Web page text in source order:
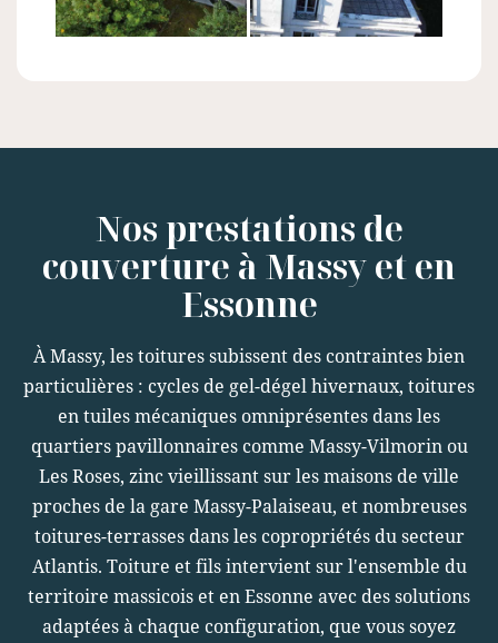
Nos prestations de
couverture à Massy et en
Essonne
À Massy, les toitures subissent des contraintes bien
particulières : cycles de gel-dégel hivernaux, toitures
en tuiles mécaniques omniprésentes dans les
quartiers pavillonnaires comme Massy-Vilmorin ou
Les Roses, zinc vieillissant sur les maisons de ville
proches de la gare Massy-Palaiseau, et nombreuses
toitures-terrasses dans les copropriétés du secteur
Atlantis. Toiture et fils intervient sur l'ensemble du
territoire massicois et en Essonne avec des solutions
adaptées à chaque configuration, que vous soyez